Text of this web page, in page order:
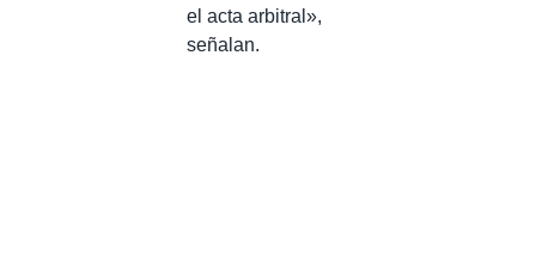
el acta arbitral»,
señalan.